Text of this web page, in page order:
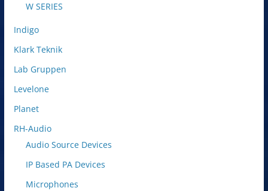
W SERIES
Indigo
Klark Teknik
Lab Gruppen
Levelone
Planet
RH-Audio
Audio Source Devices
IP Based PA Devices
Microphones